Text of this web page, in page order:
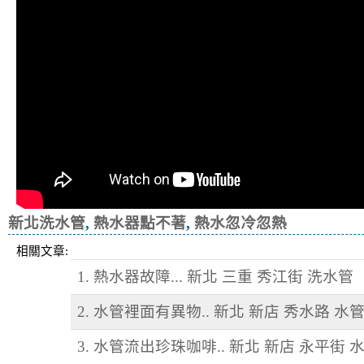
新北洗水管, 熱水器點不著, 熱水忽冷忽熱
相關文章:
1. 熱水器故障... 新北 三重 秀江街 洗水管
2. 水管裡面有異物.. 新北 新店 秀水路 水
3. 水管流出珍珠咖啡.. 新北 新店 永平街